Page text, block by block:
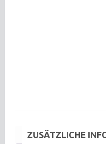
ZUSÄTZLICHE